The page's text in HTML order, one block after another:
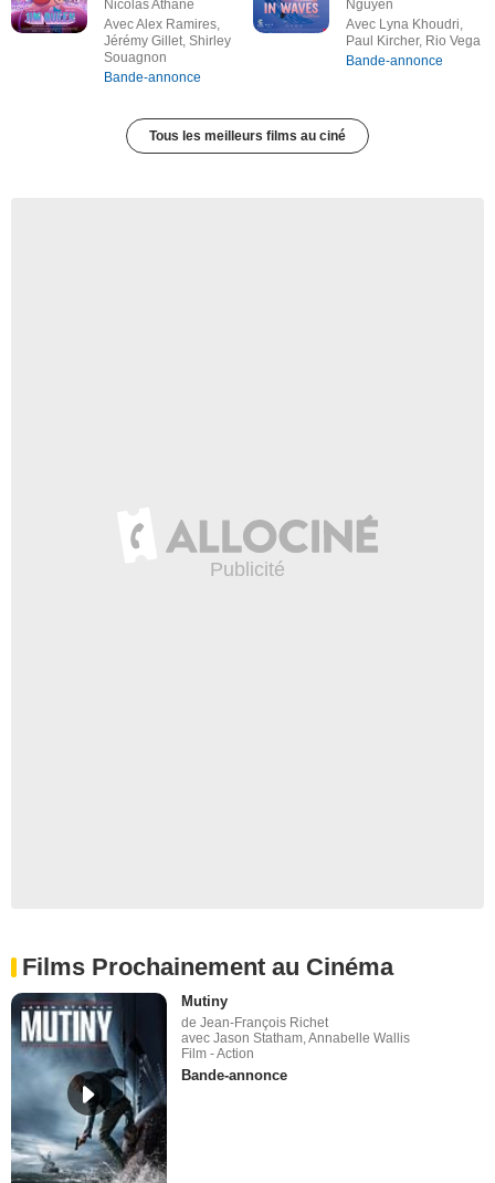
Nicolas Athane
Avec Alex Ramires,
Jérémy Gillet, Shirley
Souagnon
Bande-annonce
Nguyen
Avec Lyna Khoudri,
Paul Kircher, Rio Vega
Bande-annonce
Tous les meilleurs films au ciné
Films Prochainement au Cinéma
Mutiny
de Jean-François Richet
avec Jason Statham, Annabelle Wallis
Film - Action
Bande-annonce